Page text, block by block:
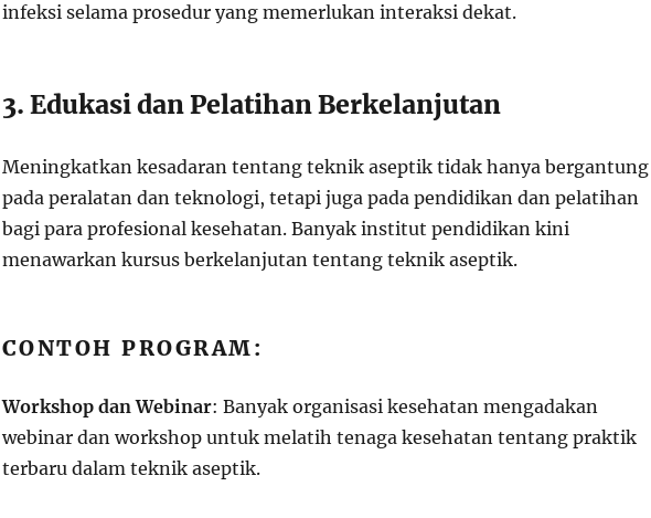
infeksi selama prosedur yang memerlukan interaksi dekat.
3. Edukasi dan Pelatihan Berkelanjutan
Meningkatkan kesadaran tentang teknik aseptik tidak hanya bergantung
pada peralatan dan teknologi, tetapi juga pada pendidikan dan pelatihan
bagi para profesional kesehatan. Banyak institut pendidikan kini
menawarkan kursus berkelanjutan tentang teknik aseptik.
CONTOH PROGRAM:
Workshop dan Webinar: Banyak organisasi kesehatan mengadakan
webinar dan workshop untuk melatih tenaga kesehatan tentang praktik
terbaru dalam teknik aseptik.